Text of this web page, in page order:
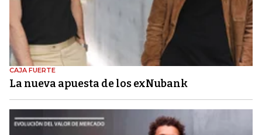
CAJA FUERTE
La nueva apuesta de los exNubank